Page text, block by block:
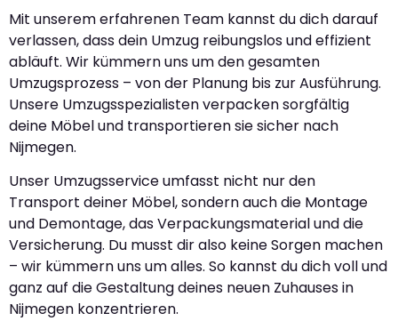
Mit unserem erfahrenen Team kannst du dich darauf
verlassen, dass dein Umzug reibungslos und effizient
abläuft. Wir kümmern uns um den gesamten
Umzugsprozess – von der Planung bis zur Ausführung.
Unsere Umzugsspezialisten verpacken sorgfältig
deine Möbel und transportieren sie sicher nach
Nijmegen.
Unser Umzugsservice umfasst nicht nur den
Transport deiner Möbel, sondern auch die Montage
und Demontage, das Verpackungsmaterial und die
Versicherung. Du musst dir also keine Sorgen machen
– wir kümmern uns um alles. So kannst du dich voll und
ganz auf die Gestaltung deines neuen Zuhauses in
Nijmegen konzentrieren.